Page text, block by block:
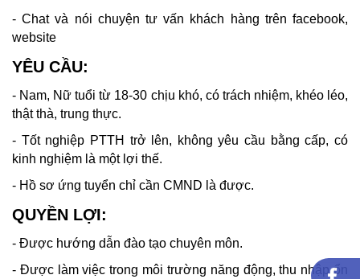
- Chat và nói chuyện tư vấn khách hàng trên facebook,
website
YÊU CẦU:
- Nam, Nữ tuổi từ 18-30 chịu khó, có trách nhiệm, khéo léo,
thật thà, trung thực.
- Tốt nghiệp PTTH trở lên, không yêu cầu bằng cấp, có
kinh nghiệm là một lợi thế.
- Hồ sơ ứng tuyển chỉ cần CMND là được.
QUYỀN LỢI:
- Được hướng dẫn đào tạo chuyên môn.
- Được làm việc trong môi trường năng động, thu nhập ổn